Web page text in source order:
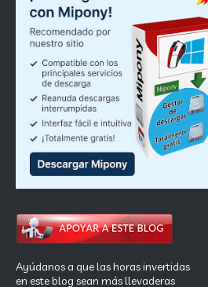
Ayúdanos a que las horas invertidas
en este blog sean más llevaderas